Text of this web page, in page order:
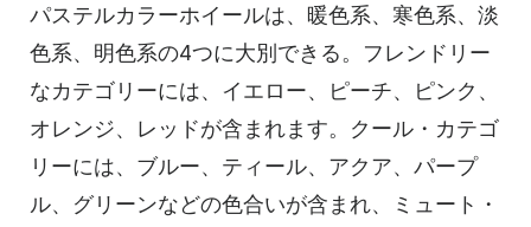
パステルカラーホイールは、暖色系、寒色系、淡
色系、明色系の4つに大別できる。フレンドリー
なカテゴリーには、イエロー、ピーチ、ピンク、
オレンジ、レッドが含まれます。クール・カテゴ
リーには、ブルー、ティール、アクア、パープ
ル、グリーンなどの色合いが含まれ、ミュート・